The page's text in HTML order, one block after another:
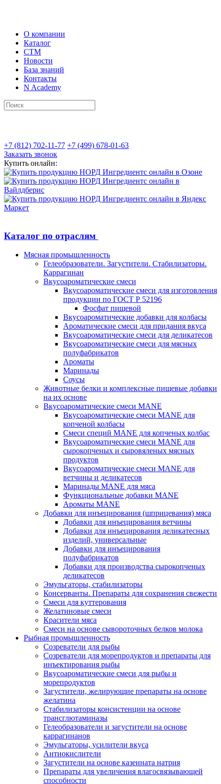
О компании
Каталог
СТМ
Новости
База знаний
Контакты
N Academy
+7 (812) 702-11-77 +7 (499) 678-01-63
Заказать звонок
Купить онлайн:
Каталог по отраслям
Мясная промышленность
Гелеобразователи. Загустители. Стабилизаторы.
Каррагинан
Вкусоароматические смеси
Вкусоароматические смеси для изготовления
продукции по ГОСТ Р 52196
Фосфат пищевой
Вкусоароматические добавки для колбасы
Ароматические смеси для придания вкуса
Вкусоароматические смеси для деликатесов
Вкусоароматические смеси для мясных
полуфабрикатов
Ароматы
Маринады
Соусы
Животные белки и комплексные пищевые добавки
на их основе
Вкусоароматические смеси MANE
Вкусоароматические смеси MANE для
копченой колбасы
Смеси специй MANE для копченых колбас
Вкусоароматические смеси MANE для
сырокопченых и сыровяленых мясных
продуктов
Вкусоароматические смеси MANE для
ветчины и деликатесов
Маринады MANE для мяса
Функциональные добавки MANE
Ароматы MANE
Добавки для инъецирования (шприцевания) мяса
Добавки для инъецирования ветчины
Добавки для инъецирования деликатесных
изделий, универсальные
Добавки для инъецирования
полуфабрикатов
Добавки для производства сырокопченых
деликатесов
Эмульгаторы, стабилизаторы
Консерванты. Препараты для сохранения свежести
Смеси для куттерования
Желатиновые смеси
Красители мяса
Смеси на основе сывороточных белков молока
Рыбная промышленность
Созреватели для рыбы
Созреватели для морепродуктов и препараты для
инъектирования рыбы
Вкусоароматические смеси для рыбы и
морепродуктов
Загустители, желирующие препараты на основе
желатина
Стабилизаторы консистенции на основе
трансглютаминазы
Гелеобразователи и загустители на основе
каррагинанов
Эмульгаторы, усилители вкуса
Антиокислители
Загустители на основе казеината натрия
Препараты для увеличения влагосвязывающей
способности